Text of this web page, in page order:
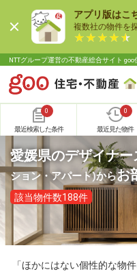
アプリ版はこ
複数社の物件を
NTTグループ運営の不動産総合サイト
0
最近検索した条件
0
最近見た物件
愛媛県のデザイナ
ション・アパート)からお
該当物件数188件
「ほかにはない個性的な物